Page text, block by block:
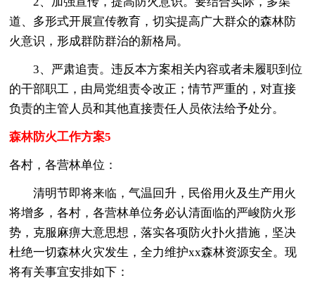
道、多形式开展宣传教育，切实提高广大群众的森林防
火意识，形成群防群治的新格局。
3、严肃追责。违反本方案相关内容或者未履职到位
的干部职工，由局党组责令改正；情节严重的，对直接
负责的主管人员和其他直接责任人员依法给予处分。
森林防火工作方案5
各村，各营林单位：
清明节即将来临，气温回升，民俗用火及生产用火
将增多，各村，各营林单位务必认清面临的严峻防火形
势，克服麻痹大意思想，落实各项防火扑火措施，坚决
杜绝一切森林火灾发生，全力维护xx森林资源安全。现
将有关事宜安排如下：